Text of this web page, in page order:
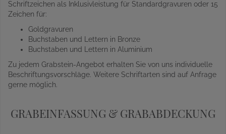
Schriftzeichen als Inklusivleistung für Standardgravuren oder 15
Zeichen für:
Goldgravuren
Buchstaben und Lettern in Bronze
Buchstaben und Lettern in Aluminium
Zu jedem Grabstein-Angebot erhalten Sie von uns individuelle
Beschriftungsvorschläge. Weitere Schriftarten sind auf Anfrage
gerne möglich.
GRABEINFASSUNG & GRABABDECKUNG